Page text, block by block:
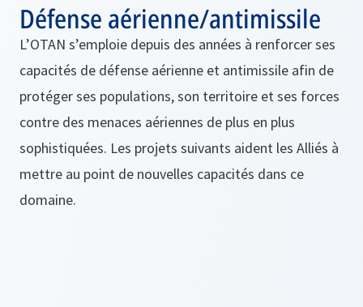
Défense aérienne/antimissile
L’OTAN s’emploie depuis des années à renforcer ses
capacités de défense aérienne et antimissile afin de
protéger ses populations, son territoire et ses forces
contre des menaces aériennes de plus en plus
sophistiquées. Les projets suivants aident les Alliés à
mettre au point de nouvelles capacités dans ce
domaine.